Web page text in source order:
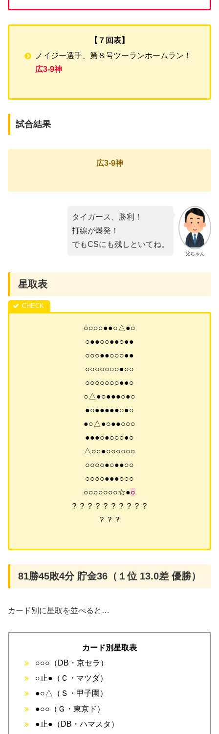
【７回表】
ノイジー選手、第８号ツーランホームラン！
広3-9神
試合結果
広3-9神
父ちゃん
タイガース、勝利！
打線が爆発！
でもCSにも残しといてね。
星取表
○○○○●●○△●○
○●●○○●●○●●
○○○●●○○○●●
○○○○○○○●○○
○○○○○○○●●○
○△●○●●●○●○
●○●●●●●○●○
●○△●○●●○○○
●●●○●○○○●○
△○○●○○○○○○
○○○○●○●●○○
○○○○●●●○○○
○○○○○○○☆●○
？？？？？？？？？？
？？？
81勝45敗4分 貯金36（１位 13.0差 優勝）
カード別に星取を並べると…
カード別星取表
○○○（DB・京セラ）
○止●（Ｃ・マツダ）
●○△（Ｓ・甲子園）
●○○（Ｇ・東京ド）
●止●（DB・ハマスタ）